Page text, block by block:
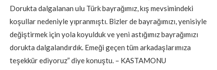
Dorukta dalgalanan ulu Türk bayrağımız, kış mevsimindeki
koşullar nedeniyle yıpranmıştı. Bizler de bayrağımızı, yenisiyle
değiştirmek için yola koyulduk ve yeni astığımız bayrağımızı
dorukta dalgalandırdık. Emeği geçen tüm arkadaşlarımıza
teşekkür ediyoruz” diye konuştu. – KASTAMONU